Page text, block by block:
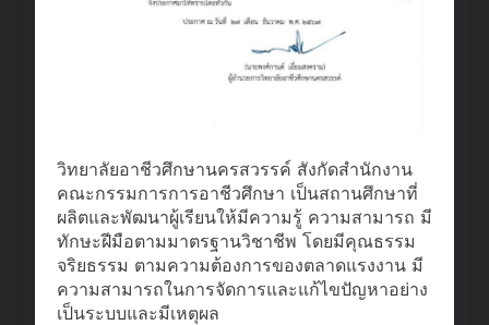
วิทยาลัยอาชีวศึกษานครสวรรค์ สังกัดสำนักงาน
คณะกรรมการการอาชีวศึกษา เป็นสถานศึกษาที่
ผลิตและพัฒนาผู้เรียนให้มีความรู้ ความสามารถ มี
ทักษะฝีมือตามมาตรฐานวิชาชีพ โดยมีคุณธรรม
จริยธรรม ตามความต้องการของตลาดแรงงาน มี
ความสามารถในการจัดการและแก้ไขปัญหาอย่าง
เป็นระบบและมีเหตุผล